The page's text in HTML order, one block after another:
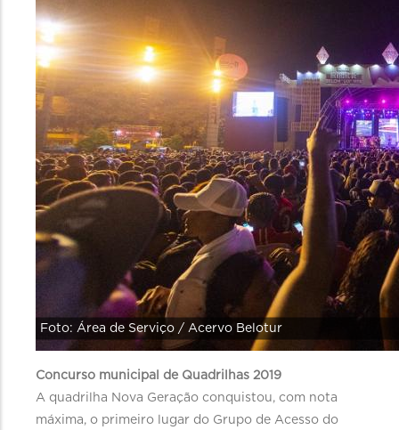
Foto: Área de Serviço / Acervo Belotur
Concurso municipal de Quadrilhas 2019
A quadrilha Nova Geração conquistou, com nota
máxima, o primeiro lugar do Grupo de Acesso do